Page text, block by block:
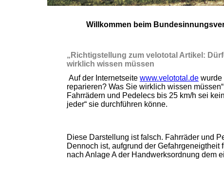
Willkommen beim
„Richtigstellung zum velototal Artikel:
wirklich wissen müssen
Auf der Internetseite www.velototal.de wurde
reparieren? Was Sie wirklich wissen
Fahrrädern und Pedelecs bis 25 km/h sei
jeder“ sie durchführen könne.
Diese Darstellung ist falsch. Fahrräder und
Dennoch ist, aufgrund der
nach Anlage A der Handwerksordnung dem